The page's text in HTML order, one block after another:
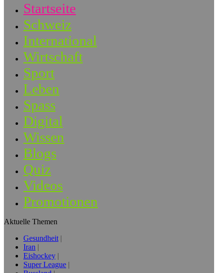
Startseite
Schweiz
International
Wirtschaft
Sport
Leben
Spass
Digital
Wissen
Blogs
Quiz
Videos
Promotionen
Aktuelle Themen
Gesundheit
Iran
Eishockey
Super League